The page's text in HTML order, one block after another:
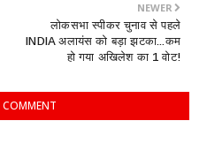
NEWER
लोकसभा स्पीकर चुनाव से पहले
INDIA अलायंस को बड़ा झटका...कम
हो गया अखिलेश का 1 वोट!